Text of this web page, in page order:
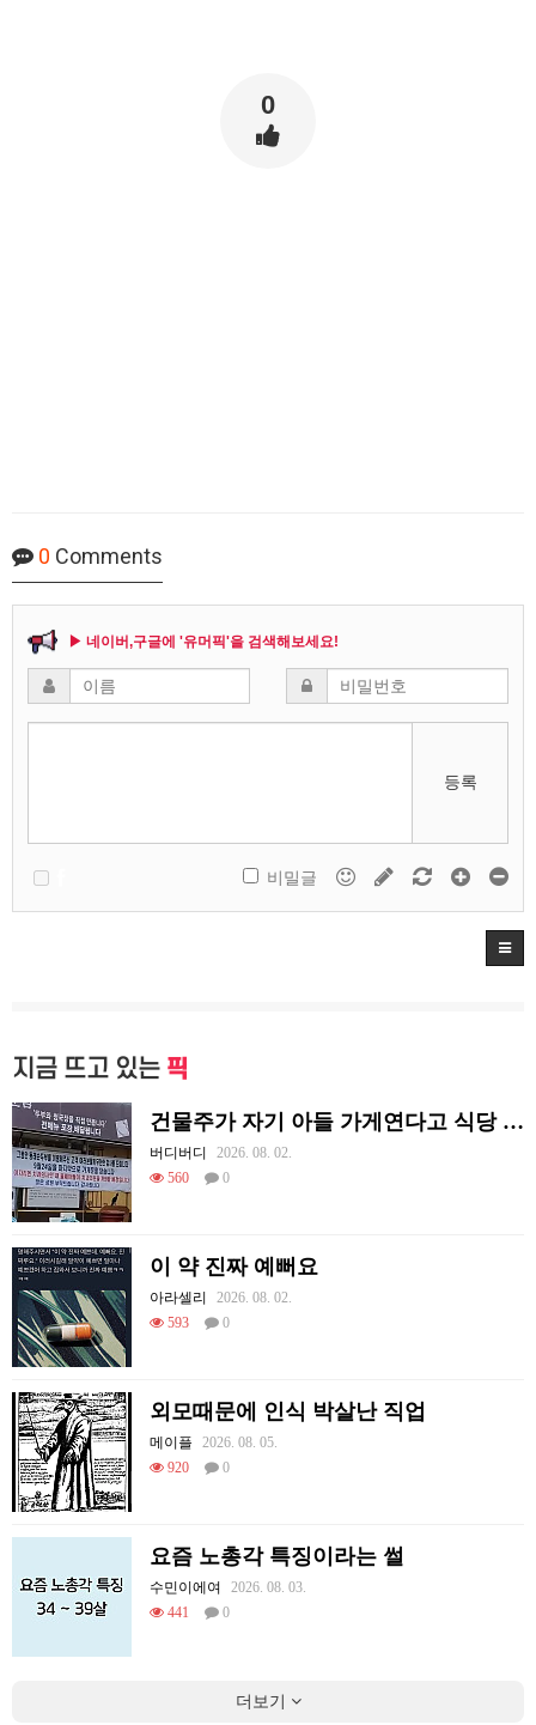
0
0 Comments
▶ 네이버,구글에 '유머픽'을 검색해보세요!
등록
비밀글
지금 뜨고 있는 픽
건물주가 자기 아들 가게연다고 식당 폐업시킴
버디버디
2026. 08. 02.
560
0
이 약 진짜 예뻐요
아라셀리
2026. 08. 02.
593
0
외모때문에 인식 박살난 직업
메이플
2026. 08. 05.
920
0
요즘 노총각 특징이라는 썰
수민이에여
2026. 08. 03.
441
0
더보기